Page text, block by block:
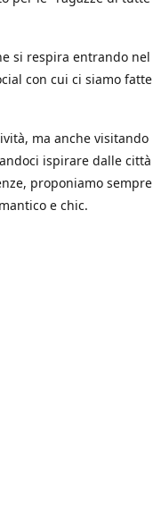
si respira entrando nel
con cui ci siamo fatte
ma anche visitando
ispirare dalle città
proponiamo sempre
e chic.